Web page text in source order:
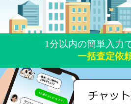
1分以内の簡単入力
一括査定依